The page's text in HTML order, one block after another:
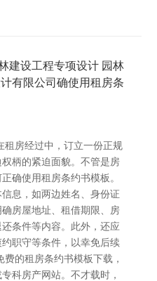
建设工程专项设计 园林
有限公司确使用租房条
租房经过中，订立一份正规
柄的紧迫面貌。不管是房
确使用租房条约书模板。
息，如两边姓名、身份证
房屋地址、租借期限、房
条件等内容。此外，还应
职守等条件，以幸免后续
的租房条约书模板下载，
科房产网站。不才载时，